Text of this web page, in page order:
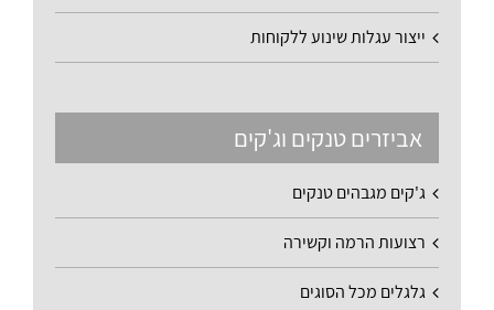
ייצור עגלות שינוע ללקוחות
אביזרים טנקים וג'קים
ג'קים מגבהים טנקים
רצועות הרמה וקשירה
גלגלים מכל הסוגים